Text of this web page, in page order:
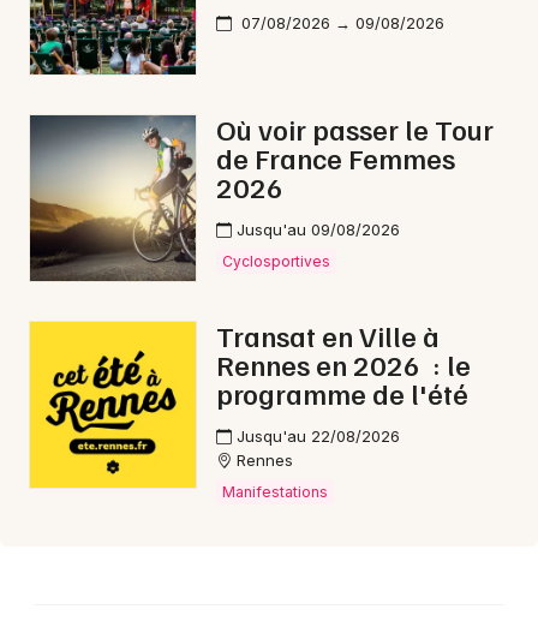
35 - Ille-et-Vilaine
Choisir mes départements
Mon email
Je m'abonne
07/08/2026 → 09/08/2026
Où voir passer le Tour
de France Femmes
2026
Jusqu'au 09/08/2026
Cyclosportives
Transat en Ville à
Rennes en 2026 : le
programme de l'été
Jusqu'au 22/08/2026
Rennes
Manifestations